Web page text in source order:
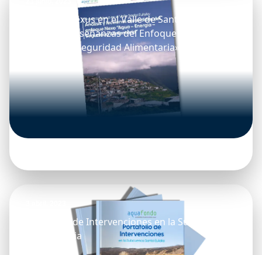
Proyecto Nexus en el Valle de Santa Eulalia:
Análisis y enseñanzas del Enfoque Nexo «Agua
– Energía – Seguridad Alimentaria»
Portafolio de Intervenciones en la Subcuenca
Santa Eulalia